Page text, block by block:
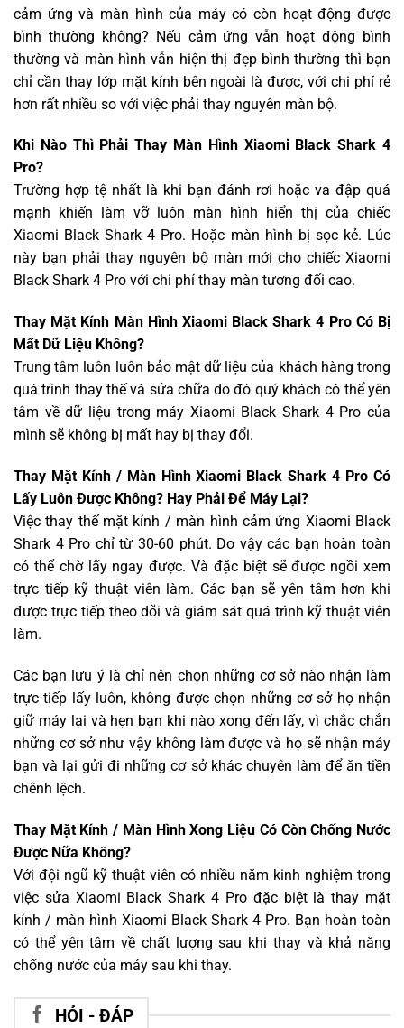
cảm ứng và màn hình của máy có còn hoạt động được
bình thường không? Nếu cảm ứng vẫn hoạt động bình
thường và màn hình vẫn hiện thị đẹp bình thường thì bạn
chỉ cần thay lớp mặt kính bên ngoài là được, với chi phí rẻ
hơn rất nhiều so với việc phải thay nguyên màn bộ.
Khi Nào Thì Phải Thay Màn Hình Xiaomi Black Shark 4
Pro?
Trường hợp tệ nhất là khi bạn đánh rơi hoặc va đập quá
mạnh khiến làm vỡ luôn màn hình hiển thị của chiếc
Xiaomi Black Shark 4 Pro. Hoặc màn hình bị sọc kẻ. Lúc
này bạn phải thay nguyên bộ màn mới cho chiếc Xiaomi
Black Shark 4 Pro với chi phí thay màn tương đối cao.
Thay Mặt Kính Màn Hình Xiaomi Black Shark 4 Pro Có Bị
Mất Dữ Liệu Không?
Trung tâm luôn luôn bảo mật dữ liệu của khách hàng trong
quá trình thay thế và sửa chữa do đó quý khách có thể yên
tâm về dữ liệu trong máy Xiaomi Black Shark 4 Pro của
mình sẽ không bị mất hay bị thay đổi.
Thay Mặt Kính / Màn Hình Xiaomi Black Shark 4 Pro Có
Lấy Luôn Được Không? Hay Phải Để Máy Lại?
Việc thay thế mặt kính / màn hình cảm ứng Xiaomi Black
Shark 4 Pro chỉ từ 30-60 phút. Do vậy các bạn hoàn toàn
có thể chờ lấy ngay được. Và đặc biệt sẽ được ngồi xem
trực tiếp kỹ thuật viên làm. Các bạn sẽ yên tâm hơn khi
được trực tiếp theo dõi và giám sát quá trình kỹ thuật viên
làm.
Các bạn lưu ý là chỉ nên chọn những cơ sở nào nhận làm
trực tiếp lấy luôn, không được chọn những cơ sở họ nhận
giữ máy lại và hẹn bạn khi nào xong đến lấy, vì chắc chắn
những cơ sở như vậy không làm được và họ sẽ nhận máy
bạn và lại gửi đi những cơ sở khác chuyên làm để ăn tiền
chênh lệch.
Thay Mặt Kính / Màn Hình Xong Liệu Có Còn Chống Nước
Được Nữa Không?
Với đội ngũ kỹ thuật viên có nhiều năm kinh nghiệm trong
việc sửa Xiaomi Black Shark 4 Pro đặc biệt là thay mặt
kính / màn hình Xiaomi Black Shark 4 Pro. Bạn hoàn toàn
có thể yên tâm về chất lượng sau khi thay và khả năng
chống nước của máy sau khi thay.
HỎI - ĐÁP